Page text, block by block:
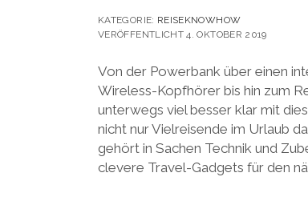
KATEGORIE: REISEKNOWHOW
VERÖFFENTLICHT 4. OKTOBER 2019
Von der Powerbank über einen
Wireless-Kopfhörer bis hin zum
unterwegs viel besser klar mit
nicht nur Vielreisende im Urlaub
gehört in Sachen Technik und
clevere Travel-Gadgets für den